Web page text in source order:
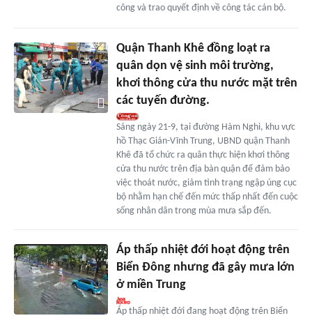
công và trao quyết định về công tác cán bộ.
Quận Thanh Khê đồng loạt ra
quân dọn vệ sinh môi trường,
khơi thông cửa thu nước mặt trên
các tuyến đường.
Sáng ngày 21-9, tại đường Hàm Nghi, khu vực
hồ Thạc Gián-Vĩnh Trung, UBND quận Thanh
Khê đã tổ chức ra quân thực hiện khơi thông
cửa thu nước trên địa bàn quận để đảm bảo
việc thoát nước, giảm tình trạng ngập úng cục
bộ nhằm hạn chế đến mức thấp nhất đến cuộc
sống nhân dân trong mùa mưa sắp đến.
Áp thấp nhiệt đới hoạt động trên
Biển Đông nhưng đã gây mưa lớn
ở miền Trung
Áp thấp nhiệt đới đang hoạt động trên Biển